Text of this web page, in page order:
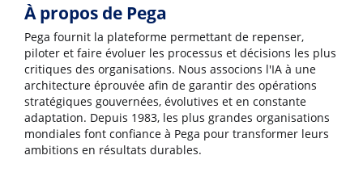
À propos de Pega
Pega fournit la plateforme permettant de repenser,
piloter et faire évoluer les processus et décisions les plus
critiques des organisations. Nous associons l'IA à une
architecture éprouvée afin de garantir des opérations
stratégiques gouvernées, évolutives et en constante
adaptation. Depuis 1983, les plus grandes organisations
mondiales font confiance à Pega pour transformer leurs
ambitions en résultats durables.